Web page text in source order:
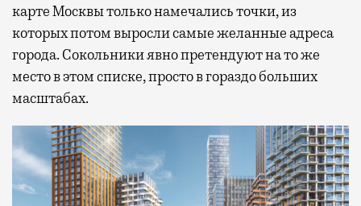
карте Москвы только намечались точки, из
которых потом выросли самые желанные адреса
города. Сокольники явно претендуют на то же
место в этом списке, просто в гораздо больших
масштабах.